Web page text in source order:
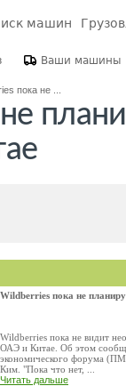
машин
Ваши машины
пока не ...
Wildberries пока не
Wildberries пока не видит
ОАЭ и Китае. Об этом
экономического форума
Ким. "Пока что нет, ...
Читать дальше